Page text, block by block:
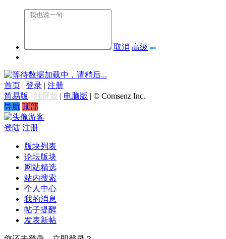
取消 高级
数据加载中，请稍后...
首页 | 登录 | 注册
简易版 | 触屏版 | 电脑版 | © Comsenz Inc.
导航 顶部
游客
登陆 注册
版块列表
论坛版块
网站精选
站内搜索
个人中心
我的消息
帖子提醒
发表新帖